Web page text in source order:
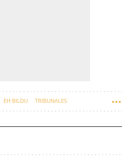
EH BILDU TRIBUNALES